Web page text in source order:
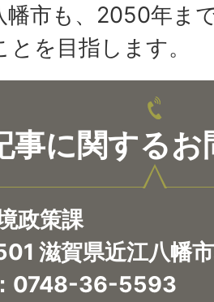
幡市も、2050年ま
を目指します。
事に関するお
政策課
滋賀県近江八幡
0748-36-5593